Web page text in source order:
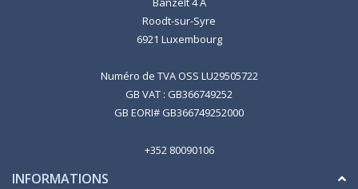
Roodt-sur-Syre
6921 Luxembourg
Numéro de TVA OSS LU29505722
GB VAT : GB366749252
GB EORI# GB366749252000
+352 80090106
INFORMATIONS